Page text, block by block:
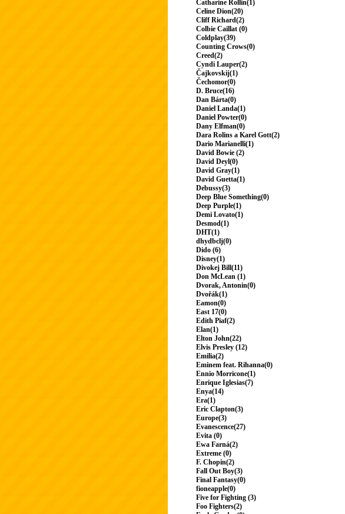
Catharine Rollin(1)
Celine Dion(20)
Cliff Richard(2)
Colbie Caillat (0)
Coldplay(39)
Counting Crows(0)
Creed(2)
Cyndi Lauper(2)
Čajkovskij(1)
Čechomor(0)
D. Bruce(16)
Dan Bárta(0)
Daniel Landa(1)
Daniel Powter(0)
Dany Elfman(0)
Dara Rolins a Karel Gott(2)
Dario Marianelli(1)
David Bowie (2)
David Deyl(0)
David Gray(1)
David Guetta(1)
Debussy(3)
Deep Blue Something(0)
Deep Purple(1)
Demi Lovato(1)
Desmod(1)
DHT(1)
dhydbclj(0)
Dido (6)
Disney(1)
Divokej Bill(11)
Don McLean (1)
Dvorak, Antonin(0)
Dvořák(1)
Eamon(0)
East 17(0)
Edith Piaf(2)
Elan(1)
Elton John(22)
Elvis Presley (12)
Emilia(2)
Eminem feat. Rihanna(0)
Ennio Morricone(1)
Enrique Iglesias(7)
Enya(14)
Era(1)
Eric Clapton(3)
Europe(3)
Evanescence(27)
Evita (0)
Ewa Farná(2)
Extreme (0)
F. Chopin(2)
Fall Out Boy(3)
Final Fantasy(0)
fioneapple(0)
Five for Fighting (3)
Foo Fighters(2)